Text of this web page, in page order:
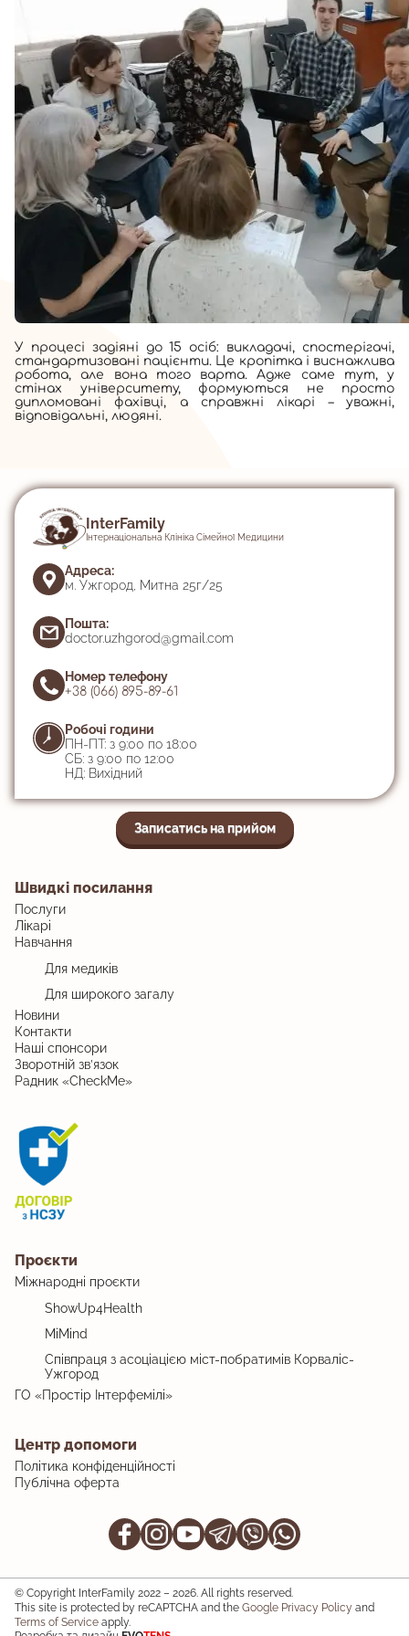
У процесі задіяні до 15 осіб: викладачі, спостерігачі,
стандартизовані пацієнти. Це кропітка і виснажлива
робота, але вона того варта. Адже саме тут, у
стінах університету, формуються не просто
дипломовані фахівці, а справжні лікарі – уважні,
відповідальні, людяні.
InterFamily
Інтернаціональна Клініка Сімейної Медицини
Адреса:
м. Ужгород, Митна 25г/25
Пошта:
doctor.uzhgorod@gmail.com
Номер телефону
+38 (066) 895-89-61
Робочі години
ПН-ПТ: з 9:00 по 18:00
СБ: з 9:00 по 12:00
НД: Вихідний
Записатись на прийом
Швидкі посилання
Послуги
Лікарі
Навчання
Для медиків
Для широкого загалу
Новини
Контакти
Наші спонсори
Зворотній зв’язок
Радник «CheckMe»
Проєкти
Міжнародні проєкти
ShowUp4Health
MiMind
Співпраця з асоціацією міст-побратимів Корваліс-
Ужгород
ГО «Простір Інтерфемілі»
Центр допомоги
Політика конфіденційності
Публічна оферта
© Copyright InterFamily 2022 – 2026. All rights reserved.
This site is protected by reCAPTCHA and the Google Privacy Policy and
Terms of Service apply.